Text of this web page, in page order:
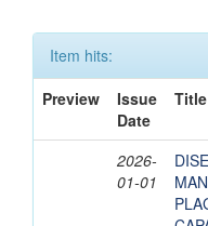
Item hits:
Preview
Issue
Date
Title
2026-
01-01